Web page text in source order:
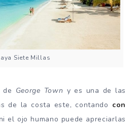
Siete Millas
George Town y es una de las
de la costa este, contando con
el ojo humano puede apreciarlas